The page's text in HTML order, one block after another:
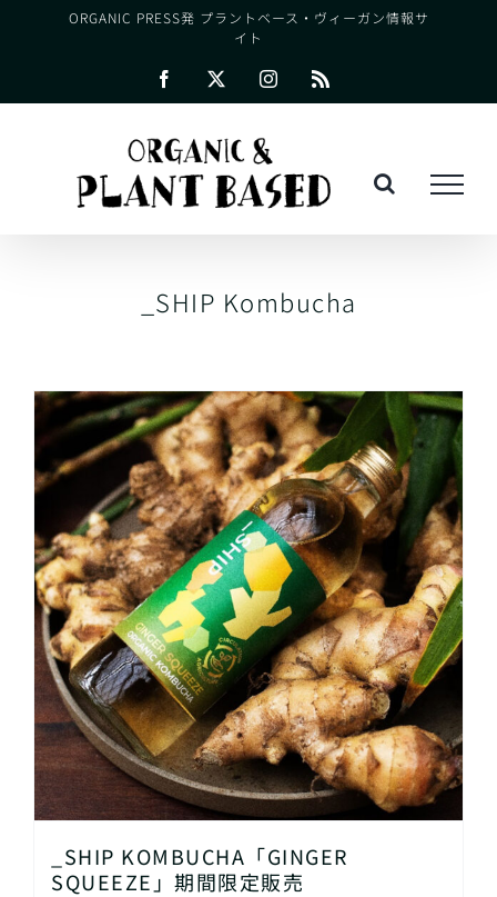
ORGANIC PRESS発 プラントベース・ヴィーガン情報サ
イト
Facebook Instagram
_SHIP Kombucha
_SHIP KOMBUCHA「GINGER
SQUEEZE」期間限定販売